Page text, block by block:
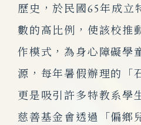
歷史，於民國65年成立
數的高比例，使該校推
作模式，為身心障礙學
源，每年暑假辦理的「
更是吸引許多特教系學
慈善基金會透過「偏鄉